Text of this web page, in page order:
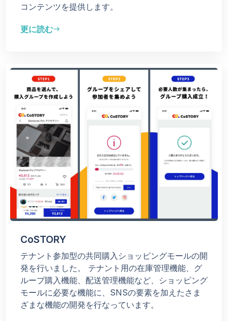
コンテンツを提供します。
更に読むeast
CoSTORY
テナント参加型の共同購⼊ショッピングモールの開
発を行いました。 テナント用の在庫管理機能、グ
ループ購入機能、配送管理機能など、ショッピング
モールに必要な機能に、SNSの要素を加えたさま
ざまな機能の開発を行なっています。